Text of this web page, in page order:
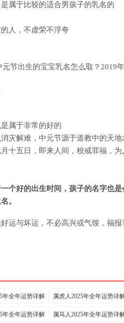
属于比较的适合男孩子的乳名的
人，不虚荣不浮夸
属于非常的好的
灾解难，中元节源于道教中的天
十五日，即来人间，校戒罪福，
个好的出生时间，孩子的名字也
。
运与坏运，不必高兴或气馁，福
年全年运势详解 属虎人2025年全年运势详
年全年运势详解 属马人2025年全年运势详